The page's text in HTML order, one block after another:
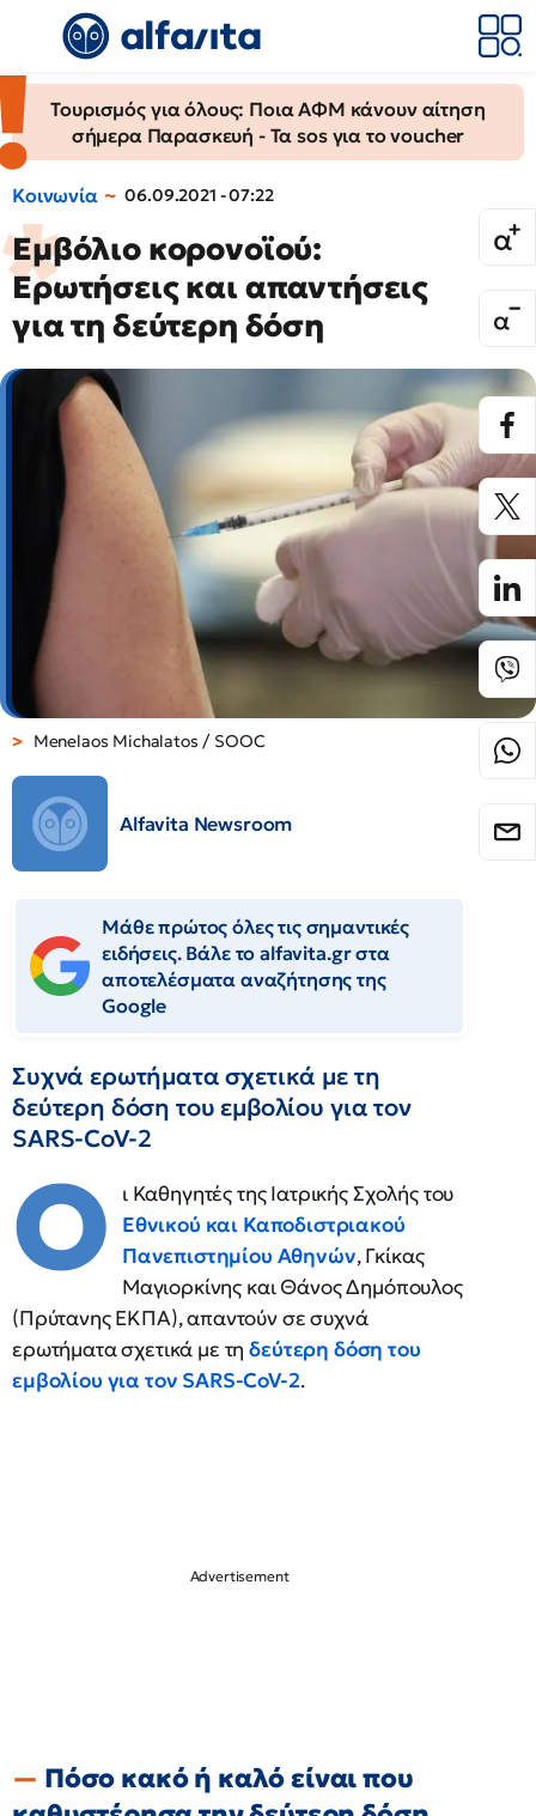
Τουρισμός για όλους: Ποια ΑΦΜ κάνουν αίτηση
σήμερα Παρασκευή - Τα sos για το voucher
Κοινωνία 06.09.2021 - 07:22
Εμβόλιο κορονοϊού:
Ερωτήσεις και απαντήσεις
για τη δεύτερη δόση
Menelaos Michalatos / SOOC
Alfavita Newsroom
Μάθε πρώτος όλες τις σημαντικές
ειδήσεις. Βάλε το alfavita.gr στα
αποτελέσματα αναζήτησης της
Google
Συχνά ερωτήματα σχετικά με τη
δεύτερη δόση του εμβολίου για τον
SARS-CoV-2
Ο
ι Καθηγητές της Ιατρικής Σχολής του
Εθνικού και Καποδιστριακού
Πανεπιστημίου Αθηνών, Γκίκας
Μαγιορκίνης και Θάνος Δημόπουλος
(Πρύτανης ΕΚΠΑ), απαντούν σε συχνά
ερωτήματα σχετικά με τηδεύτερη δόση του
εμβολίου για τον SARS-CoV-2.
Πόσο κακό ή καλό είναι που